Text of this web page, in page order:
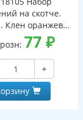
на скотче.
Клен оранжево-
шт. в наборе,
ВД-лак)
77₽
+